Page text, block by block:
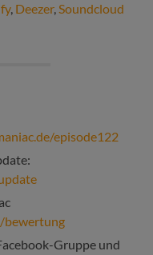
, Deezer,Soundcloud
episode122
bewertung
Gruppe und